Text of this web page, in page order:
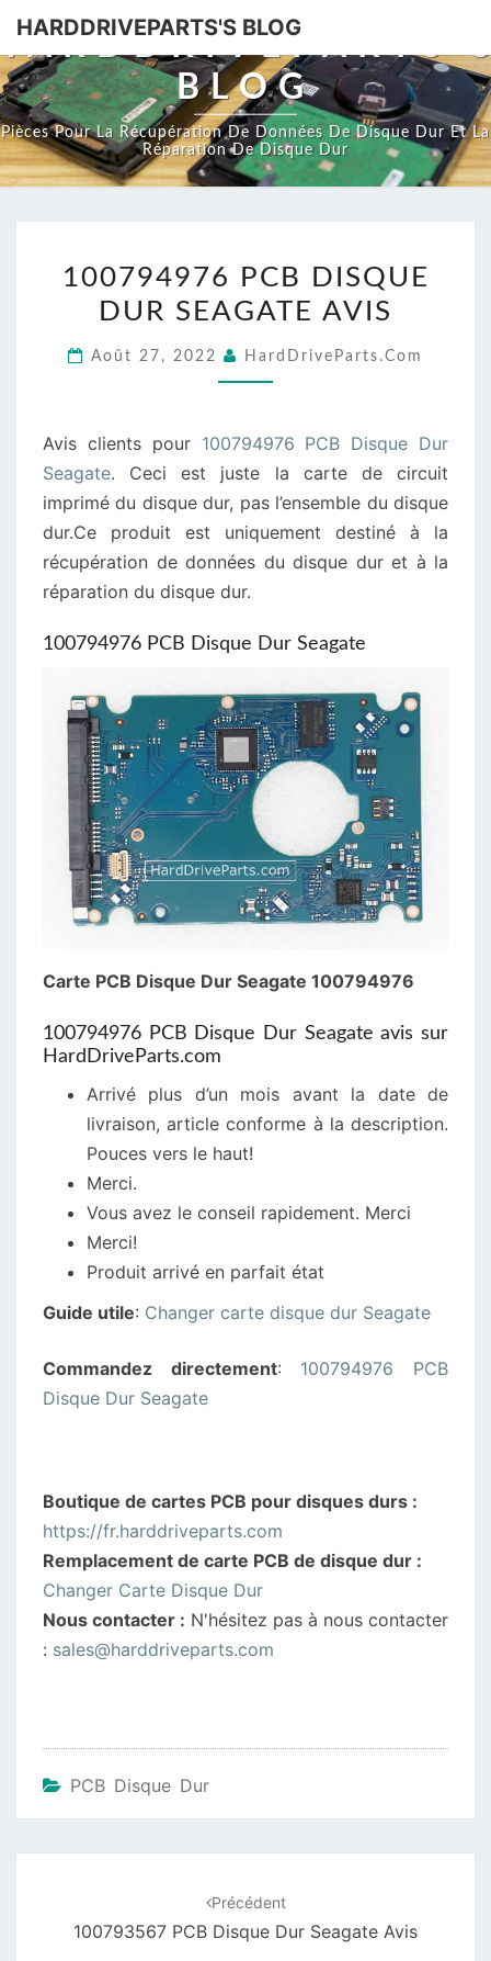
HARDDRIVEPARTS'S BLOG
BLOG
Pièces Pour La Récupération De Données De Disque Dur Et La
Réparation De Disque Dur
PCB
DISQUE
100794976 PCB DISQUE
DUR SEAGATE AVIS
Août 27, 2022 HardDriveParts.com
Avis clients pour 100794976 PCB Disque Dur
Seagate. Ceci est juste la carte de circuit
imprimé du disque dur, pas l’ensemble du disque
dur.Ce produit est uniquement destiné à la
récupération de données du disque dur et à la
réparation du disque dur.
100794976 PCB Disque Dur Seagate
Carte PCB Disque Dur Seagate 100794976
100794976 PCB Disque Dur Seagate avis sur
HardDriveParts.com
Arrivé plus d’un mois avant la date de
livraison, article conforme à la description.
Pouces vers le haut!
Merci.
Vous avez le conseil rapidement. Merci
Merci!
Produit arrivé en parfait état
Guide utile: Changer carte disque dur Seagate
Commandez directement: 100794976 PCB
Disque Dur Seagate
Boutique de cartes PCB pour disques durs :
https://fr.harddriveparts.com
Remplacement de carte PCB de disque dur :
Changer Carte Disque Dur
Nous contacter : N'hésitez pas à nous contacter
: sales@harddriveparts.com
PCB Disque Dur
Précédent
100793567 PCB Disque Dur Seagate Avis